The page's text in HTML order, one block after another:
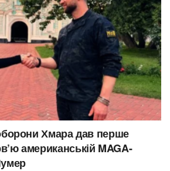
Хмара дав перше
американській MAGA-